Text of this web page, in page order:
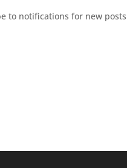
to notifications for new posts